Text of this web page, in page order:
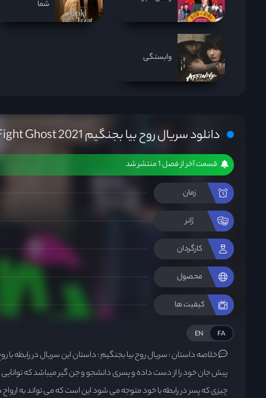
شما
وابستگی
دانلود سریال روح بیا بجنگیم Lets Fight Ghost 2021
قسمت آخر از فصل 1 منتشر شد
زمان
ژانر
کارگردان
محصول
کیفیت ها
FA
EN
خلاصه داستان :سریال روح بیا بجنگیم : داستان این سریال در رابطه
پیش جان خود را از دست داده و پسری دانشجو و جن گیر میباشد که
چیزی که پسر در رابطه با خود متوجه می شود این است که می تواند به ارواح